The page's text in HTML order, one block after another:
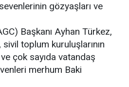
sevenlerinin gözyaşları ve
Başkanı Ayhan Türkez,
toplum kuruluşlarının
çok sayıda vatandaş
merhum Baki